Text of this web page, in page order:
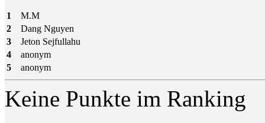
1
M.M
2
Dang Nguyen
3
Jeton Sejfullahu
4
anonym
5
anonym
Keine Punkte im Ranking